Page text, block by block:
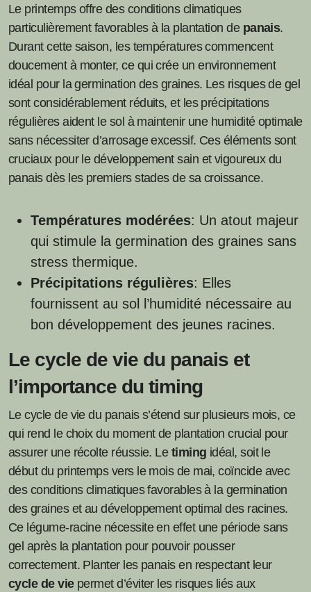
Le printemps offre des conditions climatiques
particulièrement favorables à la plantation de panais.
Durant cette saison, les températures commencent
doucement à monter, ce qui crée un environnement
idéal pour la germination des graines. Les risques de gel
sont considérablement réduits, et les précipitations
régulières aident le sol à maintenir une humidité optimale
sans nécessiter d’arrosage excessif. Ces éléments sont
cruciaux pour le développement sain et vigoureux du
panais dès les premiers stades de sa croissance.
Températures modérées: Un atout majeur
qui stimule la germination des graines sans
stress thermique.
Précipitations régulières: Elles
fournissent au sol l’humidité nécessaire au
bon développement des jeunes racines.
Le cycle de vie du panais et
l’importance du timing
Le cycle de vie du panais s’étend sur plusieurs mois, ce
qui rend le choix du moment de plantation crucial pour
assurer une récolte réussie. Le timing idéal, soit le
début du printemps vers le mois de mai, coïncide avec
des conditions climatiques favorables à la germination
des graines et au développement optimal des racines.
Ce légume-racine nécessite en effet une période sans
gel après la plantation pour pouvoir pousser
correctement. Planter les panais en respectant leur
cycle de viepermet d’éviter les risques liés aux